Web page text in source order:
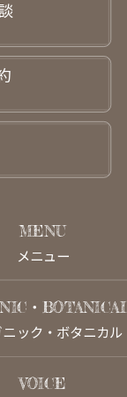
MENU
メニュー
・BOTANICAL
ック・ボタニカル
VOICE